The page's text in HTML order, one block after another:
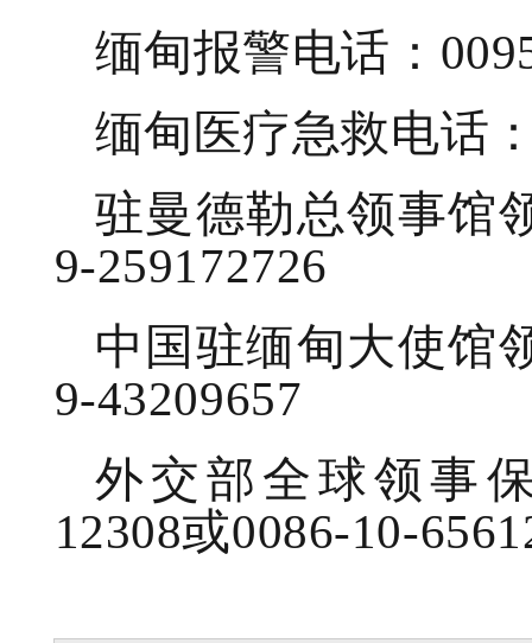
缅甸报警电话：
缅甸医疗急救电话
驻曼德勒总领事馆
9-259172726
中国驻缅甸大使馆
9-43209657
外交部全球领事
12308或0086-10-